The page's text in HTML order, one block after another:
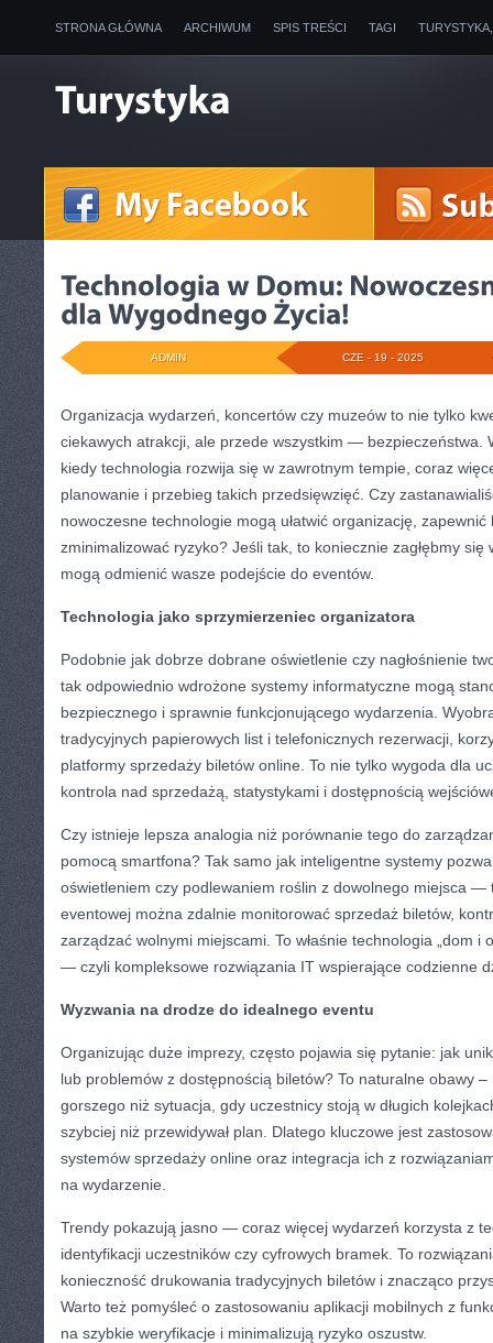
STRONA GŁÓWNA ARCHIWUM SPIS TREŚCI TAGI
CZE - 19 - 2025
ADMIN
Organizacja wydarzeń, koncertów czy muzeów to nie tylko
ciekawych atrakcji, ale przede wszystkim — bezpieczeństwa.
kiedy technologia rozwija się w zawrotnym tempie, coraz
planowanie i przebieg takich przedsięwzięć. Czy
nowoczesne technologie mogą ułatwić organizację,
zminimalizować ryzyko? Jeśli tak, to koniecznie zagłębmy się
mogą odmienić wasze podejście do eventów.
Technologia jako sprzymierzeniec organizatora
Podobnie jak dobrze dobrane oświetlenie czy nagłośnienie
tak odpowiednio wdrożone systemy informatyczne mogą
bezpiecznego i sprawnie funkcjonującego wydarzenia.
tradycyjnych papierowych list i telefonicznych rezerwacji,
platformy sprzedaży biletów online. To nie tylko wygoda dla
kontrola nad sprzedażą, statystykami i dostępnością
Czy istnieje lepsza analogia niż porównanie tego do
pomocą smartfona? Tak samo jak inteligentne systemy
oświetleniem czy podlewaniem roślin z dowolnego miejsca —
eventowej można zdalnie monitorować sprzedaż biletów,
zarządzać wolnymi miejscami. To właśnie technologia „dom i
— czyli kompleksowe rozwiązania IT wspierające codzienne
Wyzwania na drodze do idealnego eventu
Organizując duże imprezy, często pojawia się pytanie: jak
lub problemów z dostępnością biletów? To naturalne obawy
gorszego niż sytuacja, gdy uczestnicy stoją w długich
szybciej niż przewidywał plan. Dlatego kluczowe jest
systemów sprzedaży online oraz integracja ich z
na wydarzenie.
Trendy pokazują jasno — coraz więcej wydarzeń korzysta z
identyfikacji uczestników czy cyfrowych bramek. To
konieczność drukowania tradycyjnych biletów i znacząco
Warto też pomyśleć o zastosowaniu aplikacji mobilnych z
na szybkie weryfikacje i minimalizują ryzyko oszustw.